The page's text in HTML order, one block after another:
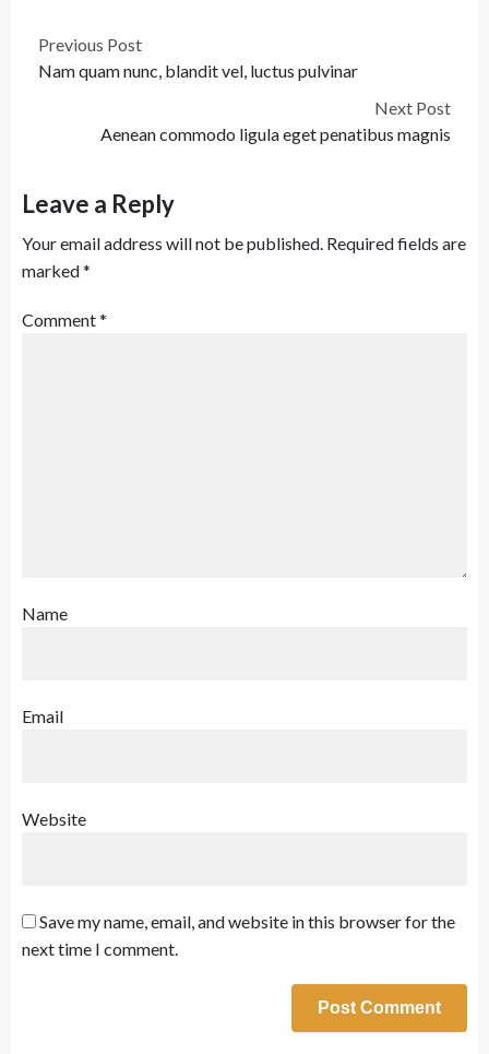
Previous Post
Nam quam nunc, blandit vel, luctus pulvinar
Next Post
Aenean commodo ligula eget penatibus magnis
Leave a Reply
Your email address will not be published. Required fields are
marked*
Comment*
Name
Email
Website
Save my name, email, and website in this browser for the
next time I comment.